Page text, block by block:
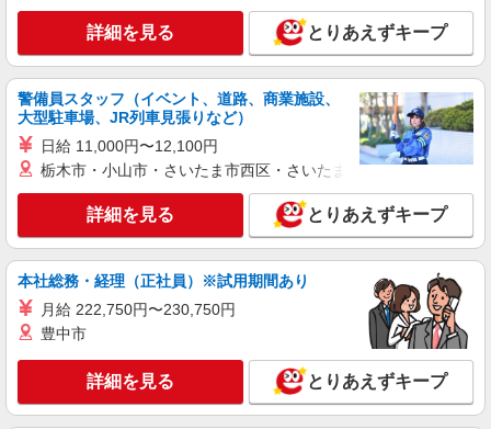
16-1 ルミネ横浜3F
キープ 詳細を見る
アルバイト パート
アースミュージック＆エコロジープレミアムストア
販売スタッフ
［アルバイト・パート］時給1,250円以上 スタ
ッフの成長に応じて時給がUPしていく仕組みがあ
ります。また、希望するスタッフがいれば、制度
を活用して正社員になっていただく道もありま
す。週30時間以上勤務される方にはきちんと社会
神奈川県横浜市西区南幸1-5-1 ジョイナス
キープ 詳細を見る
正社員
LOUNIE（ルーニィ） 横浜タカシマヤ店
未経験歓迎のアパレル販売スタッフ
未経験：月給243,800円〜400,000円 経験者
詳細を見る とりあえずキープ
警備員スタッフ（イベント、道路、商業施設、
大型駐車場、JR列車見張りなど）
日給 11,000円〜12,100円
栃木市・小山市・さいたま市西区・さいたま市岩槻区・久喜市・
詳細を見る とりあえずキープ
本社総務・経理（正社員）※試用期間あり
月給 222,750円〜230,750円
豊中市
詳細を見る とりあえずキープ